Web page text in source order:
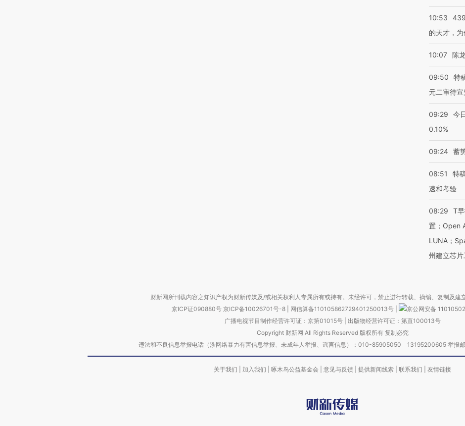
10:53
的天才，
10:07 陈
09:50
特
元二审待
09:29
今
0.10%
09:24 蓄
08:51
特
速和考验
08:29
T
置；Open
LUNA；
州建立芯
财新网所刊载内容之知识产权为财新传媒及/或相关权利人专属所有或持有。未经许可，禁止进行转载、摘编、复制及建
京ICP证090880号 京ICP备10026701号-8 网信算备110105862729401250013号
京公网安备
广播电视节目制作经营许可证：京第01015号| 出版物经营许可证：第直100013号
Copyright 财新网 All Rights Reserved 版权所有 复制必究
违法和不良信息举报电话（涉网络暴力有害信息举报、未成年人举报、谣言信息）：010-85905050 13195200605 举报
关于我们 加入我们 啄木鸟公益基金会 意见与反馈 提供新闻线索 联系我们 友情链接